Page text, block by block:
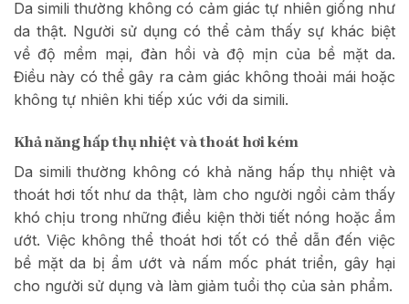
Da simili thường không có cảm giác tự nhiên giống như
da thật. Người sử dụng có thể cảm thấy sự khác biệt
về độ mềm mại, đàn hồi và độ mịn của bề mặt da.
Điều này có thể gây ra cảm giác không thoải mái hoặc
không tự nhiên khi tiếp xúc với da simili.
Khả năng hấp thụ nhiệt và thoát hơi kém
Da simili thường không có khả năng hấp thụ nhiệt và
thoát hơi tốt như da thật, làm cho người ngồi cảm thấy
khó chịu trong những điều kiện thời tiết nóng hoặc ẩm
ướt. Việc không thể thoát hơi tốt có thể dẫn đến việc
bề mặt da bị ẩm ướt và nấm mốc phát triển, gây hại
cho người sử dụng và làm giảm tuổi thọ của sản phẩm.